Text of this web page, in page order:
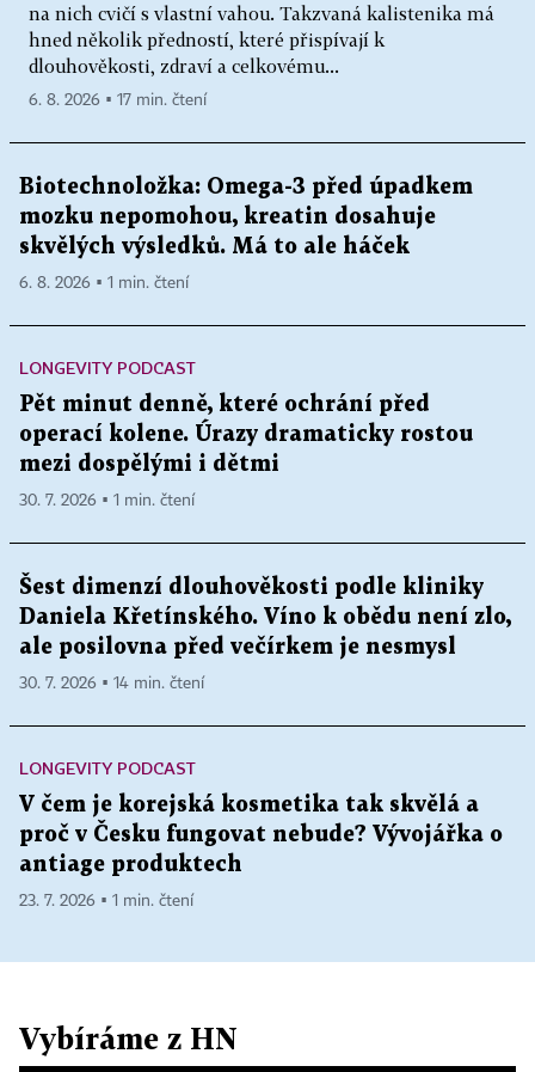
na nich cvičí s vlastní vahou. Takzvaná kalistenika má
hned několik předností, které přispívají k
dlouhověkosti, zdraví a celkovému...
6. 8. 2026 ▪ 17 min. čtení
Biotechnoložka: Omega-3 před úpadkem
mozku nepomohou, kreatin dosahuje
skvělých výsledků. Má to ale háček
6. 8. 2026 ▪ 1 min. čtení
LONGEVITY PODCAST
Pět minut denně, které ochrání před
operací kolene. Úrazy dramaticky rostou
mezi dospělými i dětmi
30. 7. 2026 ▪ 1 min. čtení
Šest dimenzí dlouhověkosti podle kliniky
Daniela Křetínského. Víno k obědu není zlo,
ale posilovna před večírkem je nesmysl
30. 7. 2026 ▪ 14 min. čtení
LONGEVITY PODCAST
V čem je korejská kosmetika tak skvělá a
proč v Česku fungovat nebude? Vývojářka o
antiage produktech
23. 7. 2026 ▪ 1 min. čtení
Vybíráme z HN